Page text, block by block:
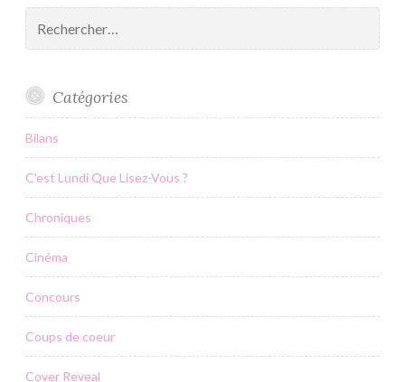
Catégories
Bilans
C'est Lundi Que Lisez-Vous ?
Chroniques
Cinéma
Concours
Coups de coeur
Cover Reveal